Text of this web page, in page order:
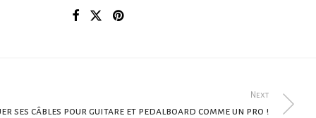
Next
ses câbles pour guitare et pedalboard comme un pro !